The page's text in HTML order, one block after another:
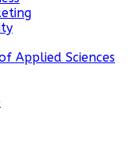
Applied Sciences